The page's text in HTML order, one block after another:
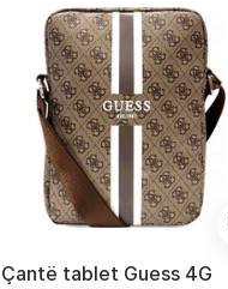
Çantë tablet Guess 4G